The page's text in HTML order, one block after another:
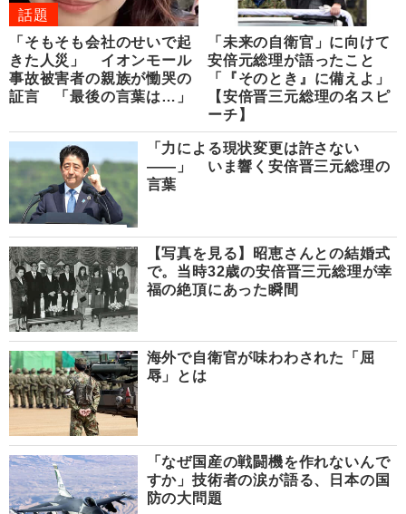
話題
「そもそも会社のせいで起
きた人災」 イオンモール
事故被害者の親族が慟哭の
証言 「最後の言葉は…」
「未来の自衛官」に向けて
安倍元総理が語ったこと
「『そのとき』に備えよ」
【安倍晋三元総理の名スピ
ーチ】
「力による現状変更は許さない
――」 いま響く安倍晋三元総理の
言葉
【写真を見る】昭恵さんとの結婚式
で。当時32歳の安倍晋三元総理が幸
福の絶頂にあった瞬間
海外で自衛官が味わわされた「屈
辱」とは
「なぜ国産の戦闘機を作れないんで
すか」技術者の涙が語る、日本の国
防の大問題